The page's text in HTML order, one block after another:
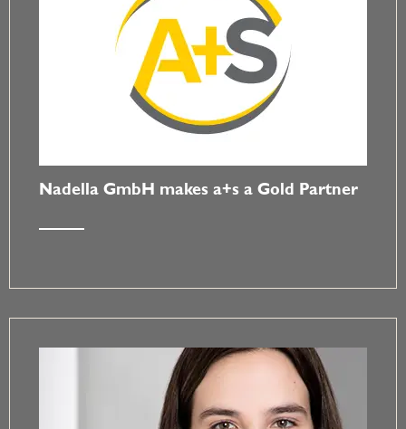
Nadella GmbH makes a+s a Gold Partner